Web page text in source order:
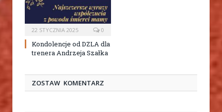
22 STYCZNIA 2025 0
Kondolencje od DZLA dla
trenera Andrzeja Szałka
ZOSTAW KOMENTARZ